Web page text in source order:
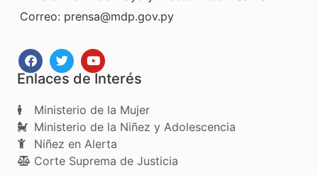
Correo: prensa@mdp.gov.py
Enlaces de Interés
Ministerio de la Mujer
Ministerio de la Niñez y Adolescencia
Niñez en Alerta
Corte Suprema de Justicia